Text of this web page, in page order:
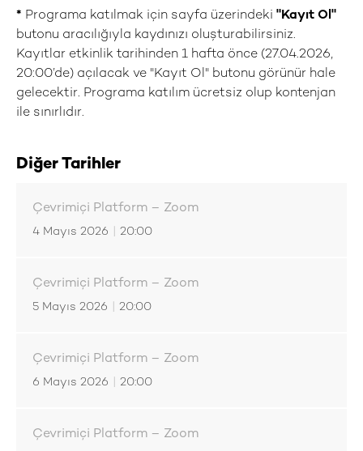
* Programa katılmak için sayfa üzerindeki "Kayıt Ol"
butonu aracılığıyla kaydınızı oluşturabilirsiniz.
Kayıtlar etkinlik tarihinden 1 hafta önce (27.04.2026,
20:00’de) açılacak ve "Kayıt Ol" butonu görünür hale
gelecektir. Programa katılım ücretsiz olup kontenjan
ile sınırlıdır.
Diğer Tarihler
Çevrimiçi Platform – Zoom
4 Mayıs 2026 20:00
Çevrimiçi Platform – Zoom
5 Mayıs 2026 20:00
Çevrimiçi Platform – Zoom
6 Mayıs 2026 20:00
Çevrimiçi Platform – Zoom